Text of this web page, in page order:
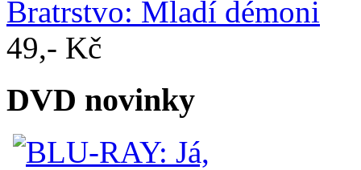
Bratrstvo: Mladí démoni
49,- Kč
DVD novinky